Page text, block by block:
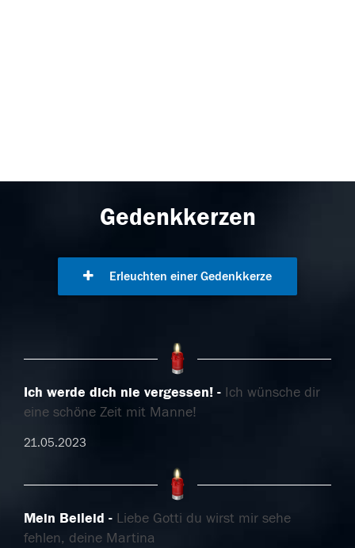
Gedenkkerzen
Erleuchten einer Gedenkkerze
Ich werde dich nie vergessen!
Ich wünsche dir
eine schöne Zeit mit Manne!
21.05.2023
Mein Beileid
Liebe Gotti du wirst mir sehe
fehlen, deine Martina